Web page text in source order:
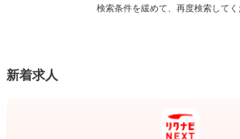
検索条件を緩めて、再度検索してく
新着求人